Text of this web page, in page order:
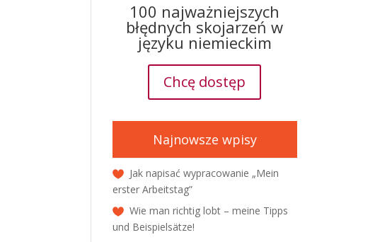
100 najważniejszych
błędnych skojarzeń w
języku niemieckim
Chcę dostęp
Najnowsze wpisy
Jak napisać wypracowanie „Mein
erster Arbeitstag”
Wie man richtig lobt – meine Tipps
und Beispielsätze!